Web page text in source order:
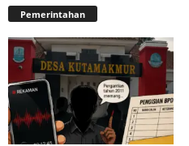
Pemerintahan